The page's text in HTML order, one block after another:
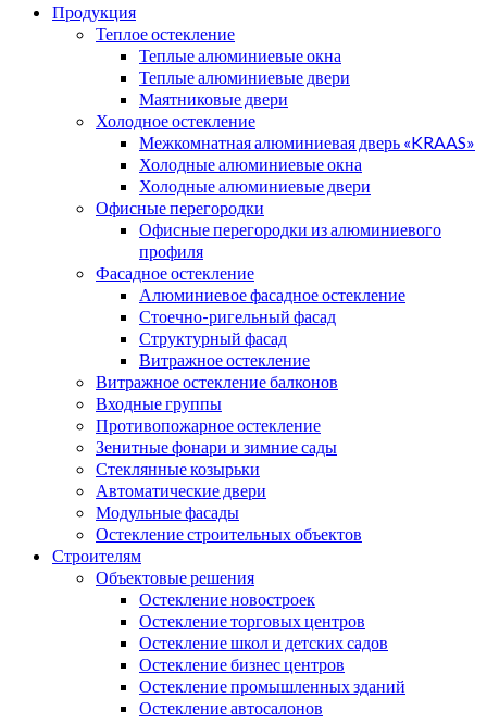
Продукция
Теплое остекление
Теплые алюминиевые окна
Теплые алюминиевые двери
Маятниковые двери
Холодное остекление
Межкомнатная алюминиевая дверь «KRAAS»
Холодные алюминиевые окна
Холодные алюминиевые двери
Офисные перегородки
Офисные перегородки из алюминиевого
профиля
Фасадное остекление
Алюминиевое фасадное остекление
Стоечно-ригельный фасад
Структурный фасад
Витражное остекление
Витражное остекление балконов
Входные группы
Противопожарное остекление
Зенитные фонари и зимние сады
Стеклянные козырьки
Автоматические двери
Модульные фасады
Остекление строительных объектов
Строителям
Объектовые решения
Остекление новостроек
Остекление торговых центров
Остекление школ и детских садов
Остекление бизнес центров
Остекление промышленных зданий
Остекление автосалонов